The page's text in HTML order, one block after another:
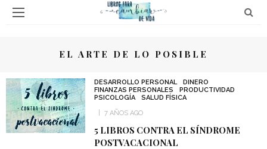
EL ARTE DE LO POSIBLE
DESARROLLO PERSONAL
DINERO
FINANZAS PERSONALES
PRODUCTIVIDAD
PSICOLOGÍA
SALUD FÍSICA
7 AÑOS AGO
5 LIBROS CONTRA EL SÍNDROME
POSTVACACIONAL